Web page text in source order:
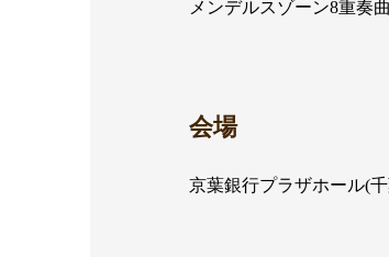
メンデルスゾーン8重奏
会場
京葉銀行プラザホール(